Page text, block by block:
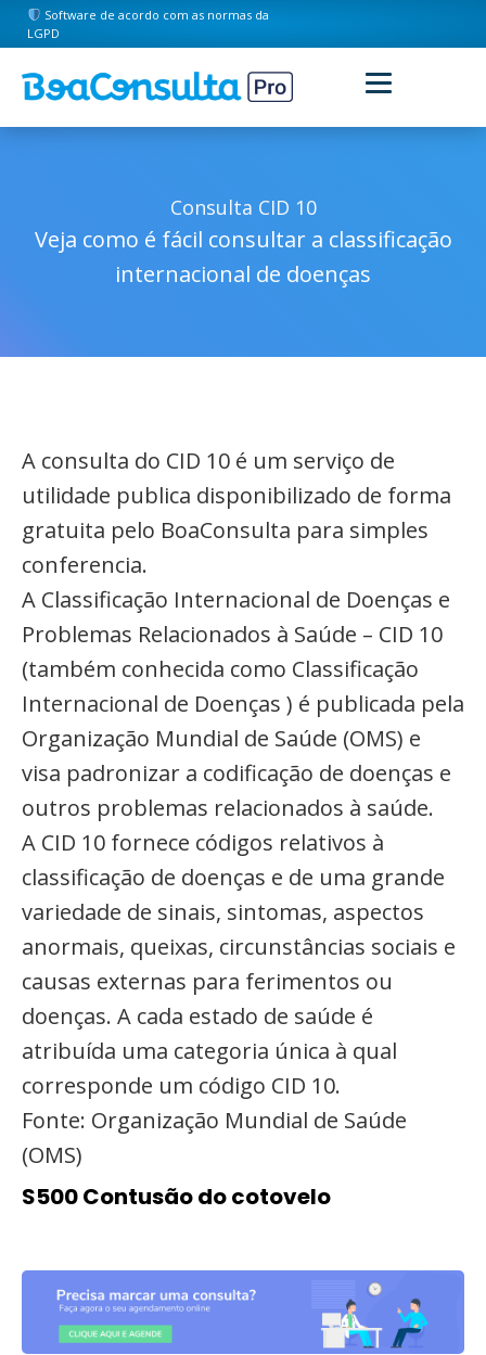
Software de acordo com as normas da
LGPD
Consulta CID 10
Veja como é fácil consultar a classificação
internacional de doenças
A consulta do CID 10 é um serviço de
utilidade publica disponibilizado de forma
gratuita pelo BoaConsulta para simples
conferencia.
A Classificação Internacional de Doenças e
Problemas Relacionados à Saúde – CID 10
(também conhecida como Classificação
Internacional de Doenças ) é publicada pela
Organização Mundial de Saúde (OMS) e
visa padronizar a codificação de doenças e
outros problemas relacionados à saúde.
A CID 10 fornece códigos relativos à
classificação de doenças e de uma grande
variedade de sinais, sintomas, aspectos
anormais, queixas, circunstâncias sociais e
causas externas para ferimentos ou
doenças. A cada estado de saúde é
atribuída uma categoria única à qual
corresponde um código CID 10.
Fonte: Organização Mundial de Saúde
(OMS)
S500 Contusão do cotovelo